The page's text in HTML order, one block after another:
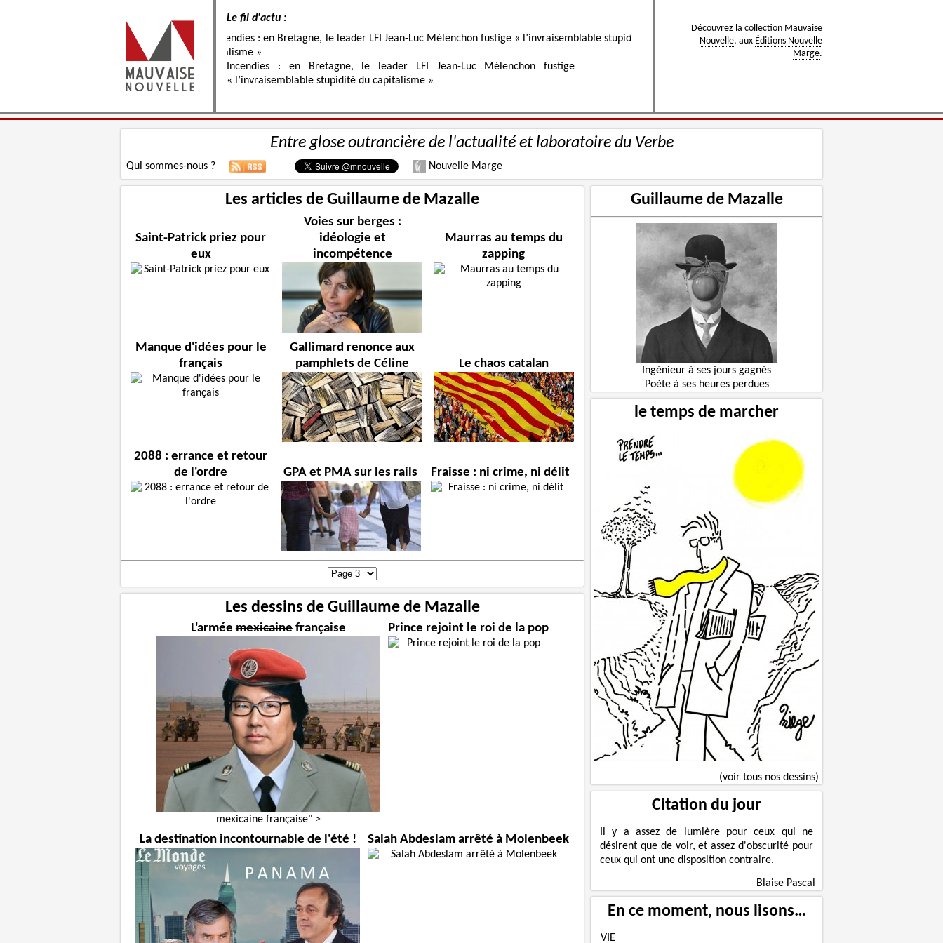
Le fil d'actu :
Incendies : en Bretagne, le leader LFI Jean-Luc Mélenchon fustige
« l’invraisemblable stupidité du capitalisme »
Découvrez la collection Mauvaise
Nouvelle, aux Éditions Nouvelle
Marge.
Entre glose outrancière de l'actualité et laboratoire du Verbe
Qui sommes-nous ? Nouvelle Marge
Les articles de Guillaume de Mazalle
Saint-Patrick priez pour
eux
Voies sur berges :
idéologie et
incompétence
Maurras au temps du
zapping
Manque d'idées pour le
français
Gallimard renonce aux
pamphlets de Céline
Le chaos catalan
2088 : errance et retour
de l'ordre
GPA et PMA sur les rails Fraisse : ni crime, ni délit
Les dessins de Guillaume de Mazalle
L'arméemexicainefrançaise
mexicaine française" >
Prince rejoint le roi de la pop
La destination incontournable de l'été ! Salah Abdeslam arrêté à Molenbeek
Guillaume de Mazalle
Ingénieur à ses jours gagnés
Poète à ses heures perdues
le temps de marcher
(voir tous nos dessins)
Citation du jour
Il y a assez de lumière pour ceux qui ne
désirent que de voir, et assez d'obscurité pour
ceux qui ont une disposition contraire.
Blaise Pascal
En ce moment, nous lisons…
VIE